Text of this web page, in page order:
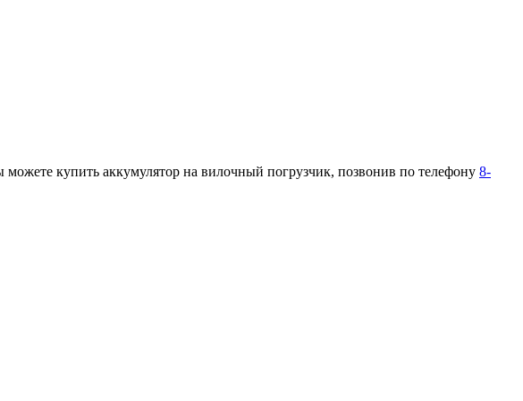
купить аккумулятор на вилочный погрузчик, позвонив по телефону 8-